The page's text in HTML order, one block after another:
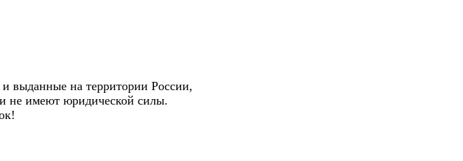
на территории России,
не имеют юридической силы.